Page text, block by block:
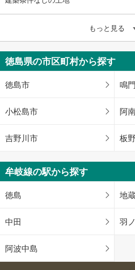
もっと見る
徳島県の市区町村から探す
徳島市 鳴
小松島市 阿
吉野川市 板
牟岐線の駅から探す
徳島 地
中田 羽
阿波中島